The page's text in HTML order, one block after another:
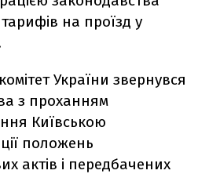
на проїзд у
України звернувся
з проханням
Київською
положень
актів і передбачених